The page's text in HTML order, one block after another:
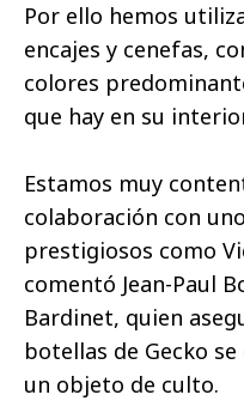
Por ello hemos
encajes y cenefas,
colores
que hay en su
Estamos muy
colaboración con
prestigiosos como
comentó Jean-Paul
Bardinet, quien
botellas de Gecko
un objeto de culto.